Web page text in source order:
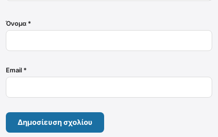
Όνομα *
Email *